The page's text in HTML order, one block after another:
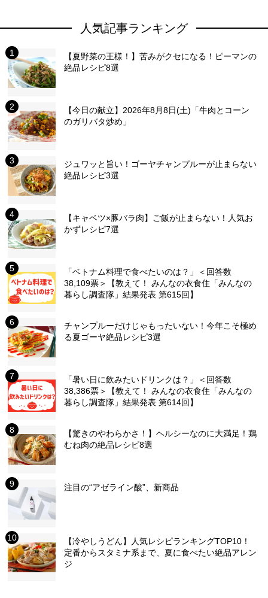
人気記事ランキング
【夏野菜の王様！】苦みがクセになる！ピーマンの
絶品レシピ8選
【今日の献立】2026年8月8日(土)「牛肉とコーン
のガリバタ炒め」
ジュワッと旨い！ゴーヤチャンプルーが止まらない
絶品レシピ3選
【キャベツ×豚バラ肉】ご飯が止まらない！人気お
かずレシピ7選
「ベトナム料理で食べたいのは？」＜回答数
38,109票＞【教えて！ みんなの衣食住「みんなの
暮らし調査隊」結果発表 第615回】
チャンプルーだけじゃもったいない！今年こそ極め
る夏ゴーヤ絶品レシピ3選
「暑い日に飲みたいドリンクは？」＜回答数
38,386票＞【教えて！ みんなの衣食住「みんなの
暮らし調査隊」結果発表 第614回】
【驚きのやわらかさ！】ヘルシーなのに大満足！鶏
むね肉の絶品レシピ8選
注目の“アゼライン酸”、新商品
【冷やしうどん】人気レシピランキングTOP10！
定番からスタミナ系まで、夏に食べたい絶品アレン
ジ